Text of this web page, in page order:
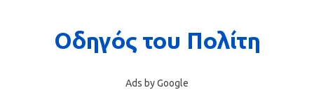
Ads by Google